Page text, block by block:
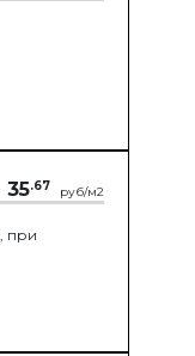
35.67 руб/м2
при